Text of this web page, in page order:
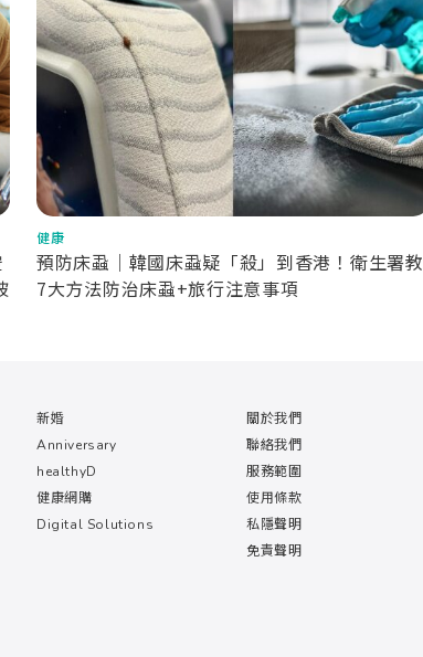
健康
預防床蝨｜韓國床蝨疑「殺」到香港！衛生署教
7大方法防治床蝨+旅行注意事項
新婚
Anniversary
healthyD
健康網購
Digital Solutions
關於我們
聯絡我們
服務範圍
使用條款
私隱聲明
免責聲明